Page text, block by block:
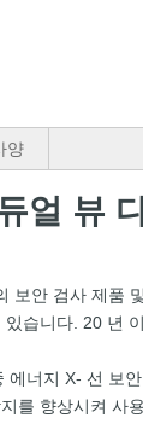
양
얼 뷰
보안 검사 제품
있습니다. 20 년
에너지 X- 선 보
를 향상시켜 사